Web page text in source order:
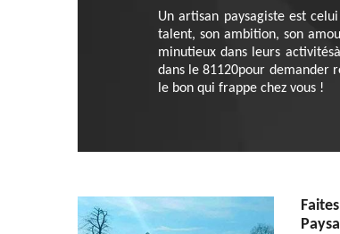
Un artisan paysagiste est
talent, son ambition, son
minutieux dans leurs
dans le 81120pour demander
le bon qui frappe chez vous !